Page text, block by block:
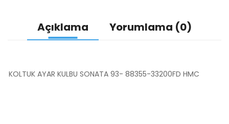
Açıklama Yorumlama (0)
KOLTUK AYAR KULBU SONATA 93- 88355-33200FD HMC